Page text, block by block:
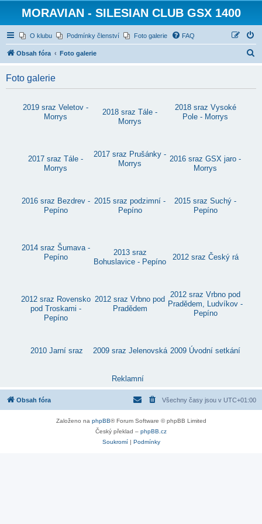
MORAVIAN - SILESIAN CLUB GSX 1400
O klubu Podmínky členství Foto galerie FAQ
Obsah fóra Foto galerie
Foto galerie
2019 sraz Veletov -
Morrys
2018 sraz Tále -
Morrys
2018 sraz Vysoké
Pole - Morrys
2017 sraz Tále -
Morrys
2017 sraz Prušánky -
Morrys
2016 sraz GSX jaro -
Morrys
2016 sraz Bezdrev -
Pepíno
2015 sraz podzimní -
Pepíno
2015 sraz Suchý -
Pepíno
2014 sraz Šumava -
Pepíno
2013 sraz
Bohuslavice - Pepíno
2012 sraz Český rá
2012 sraz Rovensko
pod Troskami -
Pepíno
2012 sraz Vrbno pod
Pradědem
2012 sraz Vrbno pod
Pradědem, Ludvíkov -
Pepíno
2010 Jarní sraz 2009 sraz Jelenovská 2009 Úvodní setkání
Reklamní
Obsah fóra Všechny časy jsou v UTC+01:00
Založeno na phpBB® Forum Software © phpBB Limited
Český překlad – phpBB.cz
Soukromí| Podmínky